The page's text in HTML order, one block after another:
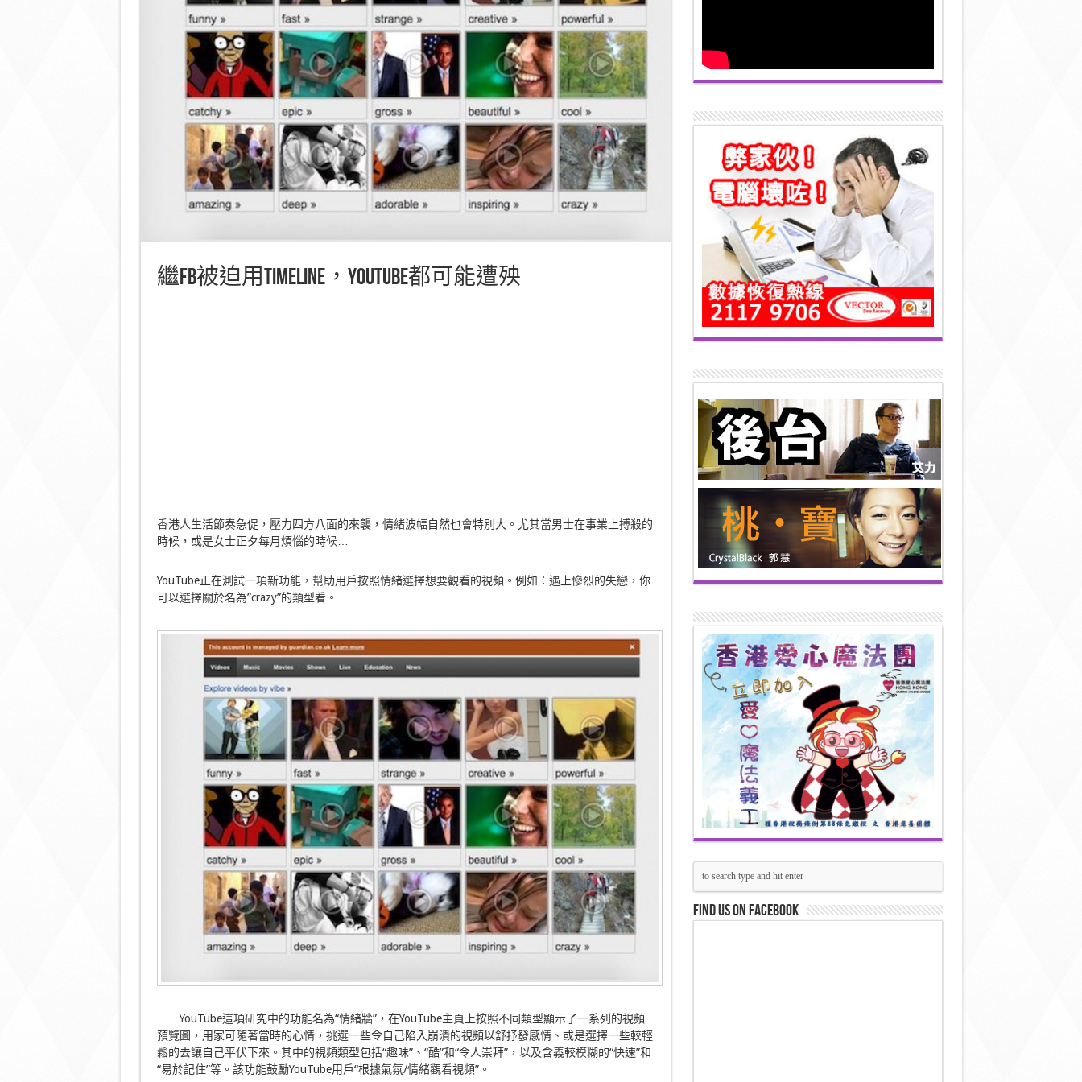
繼fb被迫用timeline，youtube都可能遭殃
香港人生活節奏急促，壓力四方八面的來襲，情緒波幅自然也會特別大。尤其當男士在事業上搏殺的
時候，或是女士正夕每月煩惱的時候…
YouTube正在測試一項新功能，幫助用戶按照情緒選擇想要觀看的視頻。例如：遇上慘烈的失戀，你
可以選擇關於名為”crazy”的類型看。
YouTube這項研究中的功能名為“情緒牆”，在YouTube主頁上按照不同類型顯示了一系列的視頻
預覽圖，用家可隨著當時的心情，挑選一些令自己陷入崩潰的視頻以舒抒發感情、或是選擇一些較輕
鬆的去讓自己平伏下來。其中的視頻類型包括“趣味”、“酷”和“令人崇拜”，以及含義較模糊的“快速”和
“易於記住”等。該功能鼓勵YouTube用戶“根據氣氛/情緒觀看視頻”。
Find us on Facebook